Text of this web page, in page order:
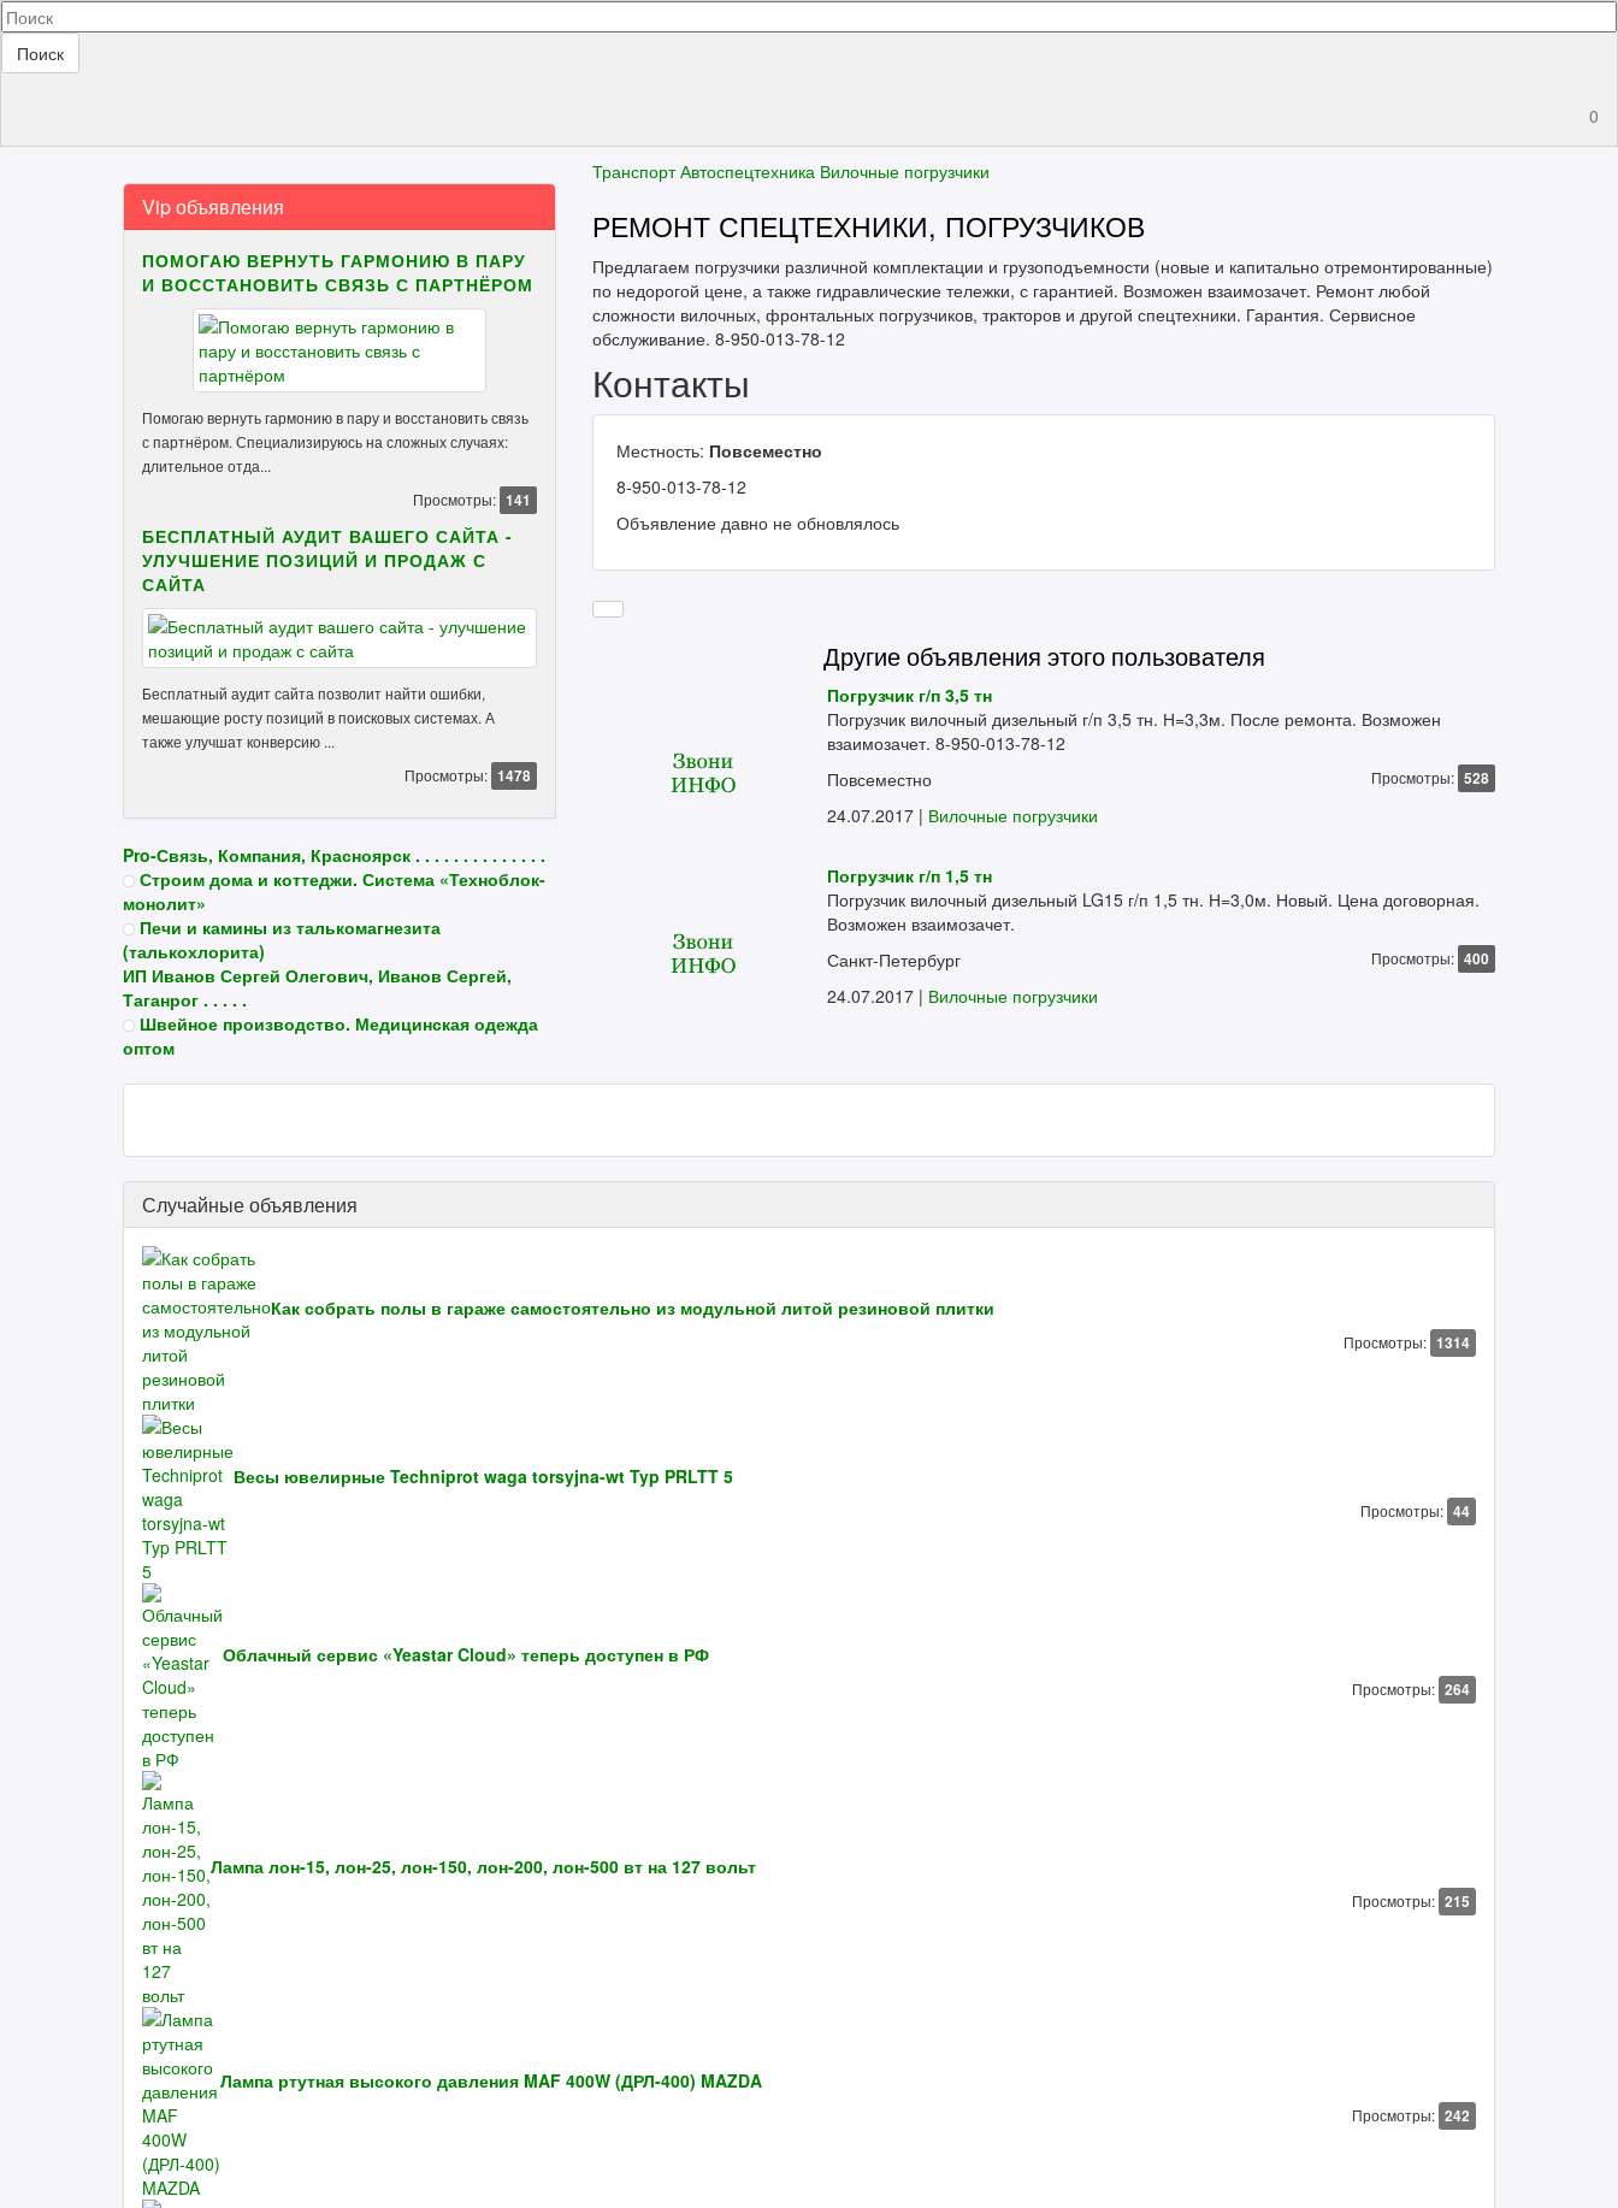
Поиск
0
Транспорт Автоспецтехника Вилочные погрузчики
РЕМОНТ СПЕЦТЕХНИКИ, ПОГРУЗЧИКОВ
Предлагаем погрузчики различной комплектации и грузоподъемности (новые и капитально отремонтированные)
по недорогой цене, а также гидравлические тележки, с гарантией. Возможен взаимозачет. Ремонт любой
сложности вилочных, фронтальных погрузчиков, тракторов и другой спецтехники. Гарантия. Сервисное
обслуживание. 8-950-013-78-12
Контакты
Местность: Повсеместно
8-950-013-78-12
Объявление давно не обновлялось
Другие объявления этого пользователя
Погрузчик г/п 3,5 тн
Погрузчик вилочный дизельный г/п 3,5 тн. Н=3,3м. После ремонта. Возможен
взаимозачет. 8-950-013-78-12
Повсеместно
Просмотры: 528
24.07.2017 | Вилочные погрузчики
Погрузчик г/п 1,5 тн
Погрузчик вилочный дизельный LG15 г/п 1,5 тн. Н=3,0м. Новый. Цена договорная.
Возможен взаимозачет.
Санкт-Петербург
Просмотры: 400
24.07.2017 | Вилочные погрузчики
Vip объявления
ПОМОГАЮ ВЕРНУТЬ ГАРМОНИЮ В ПАРУ
И ВОССТАНОВИТЬ СВЯЗЬ С ПАРТНЁРОМ
Помогаю вернуть гармонию в пару и восстановить связь
с партнёром. Специализируюсь на сложных случаях:
длительное отда...
Просмотры: 141
БЕСПЛАТНЫЙ АУДИТ ВАШЕГО САЙТА -
УЛУЧШЕНИЕ ПОЗИЦИЙ И ПРОДАЖ С
САЙТА
Бесплатный аудит сайта позволит найти ошибки,
мешающие росту позиций в поисковых системах. А
также улучшат конверсию ...
Просмотры: 1478
Pro-Связь, Компания, Красноярск . . . . . . . . . . . . . .
Строим дома и коттеджи. Система «Техноблок-
монолит»
Печи и камины из талькомагнезита
(талькохлорита)
ИП Иванов Сергей Олегович, Иванов Сергей,
Таганрог . . . . .
Швейное производство. Медицинская одежда
оптом
Случайные объявления
Как собрать полы в гараже самостоятельно из модульной литой резиновой плитки
Просмотры: 1314
Весы ювелирные Techniprot waga torsyjna-wt Typ PRLTT 5
Просмотры: 44
Облачный сервис «Yeastar Cloud» теперь доступен в РФ
Просмотры: 264
Лампа лон-15, лон-25, лон-150, лон-200, лон-500 вт на 127 вольт
Просмотры: 215
Лампа ртутная высокого давления MAF 400W (ДРЛ-400) MAZDA
Просмотры: 242